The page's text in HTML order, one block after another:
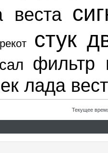
веста
стук
фильтр
лада
Текущее